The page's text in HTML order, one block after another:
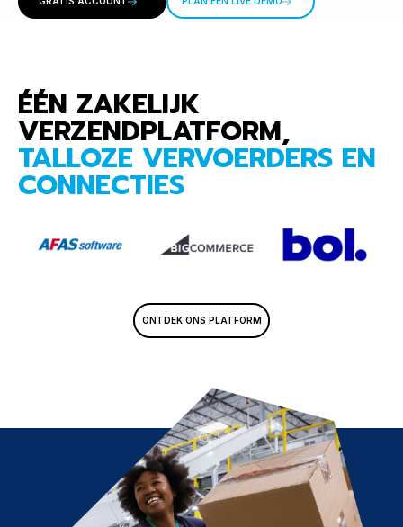
ÉÉN ZAKELIJK
VERZENDPLATFORM,
TALLOZE VERVOERDERS EN
CONNECTIES
ONTDEK ONS PLATFORM